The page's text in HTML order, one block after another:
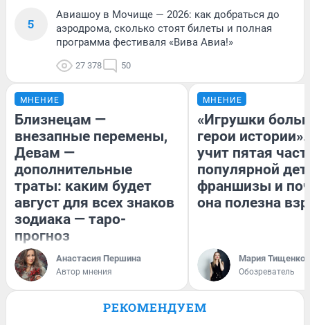
5
Авиашоу в Мочище — 2026: как добраться до
аэродрома, сколько стоят билеты и полная
программа фестиваля «Вива Авиа!»
27 378 50
МНЕНИЕ
Близнецам —
внезапные перемены,
Девам —
дополнительные
траты: каким будет
август для всех знаков
зодиака — таро-
прогноз
Анастасия Першина
Автор мнения
МНЕНИЕ
«Игрушки
герои
учит пятая
популярной
франшизы и
она полезна
Мария Тищенко
Обозреватель
РЕКОМЕНДУЕМ